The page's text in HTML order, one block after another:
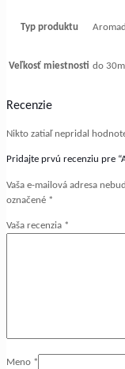
Typ produktu
Veľkosť miestnosti do
Recenzie
Nikto zatiaľ nepridal
Pridajte prvú recenziu pre
Vaša e-mailová adresa
označené *
Vaša recenzia *
Meno *